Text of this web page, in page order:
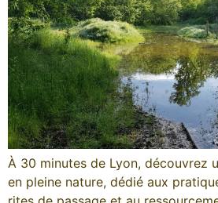
À 30 minutes de Lyon, découvrez
en pleine nature, dédié aux